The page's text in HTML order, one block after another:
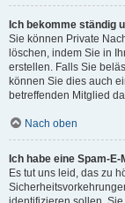
Ich bekomme ständig
Sie können Private
löschen, indem Sie in
erstellen. Falls Sie
können Sie dies auch
betreffenden Mitglied
Nach oben
Ich habe eine Spam-
Es tut uns leid, das zu